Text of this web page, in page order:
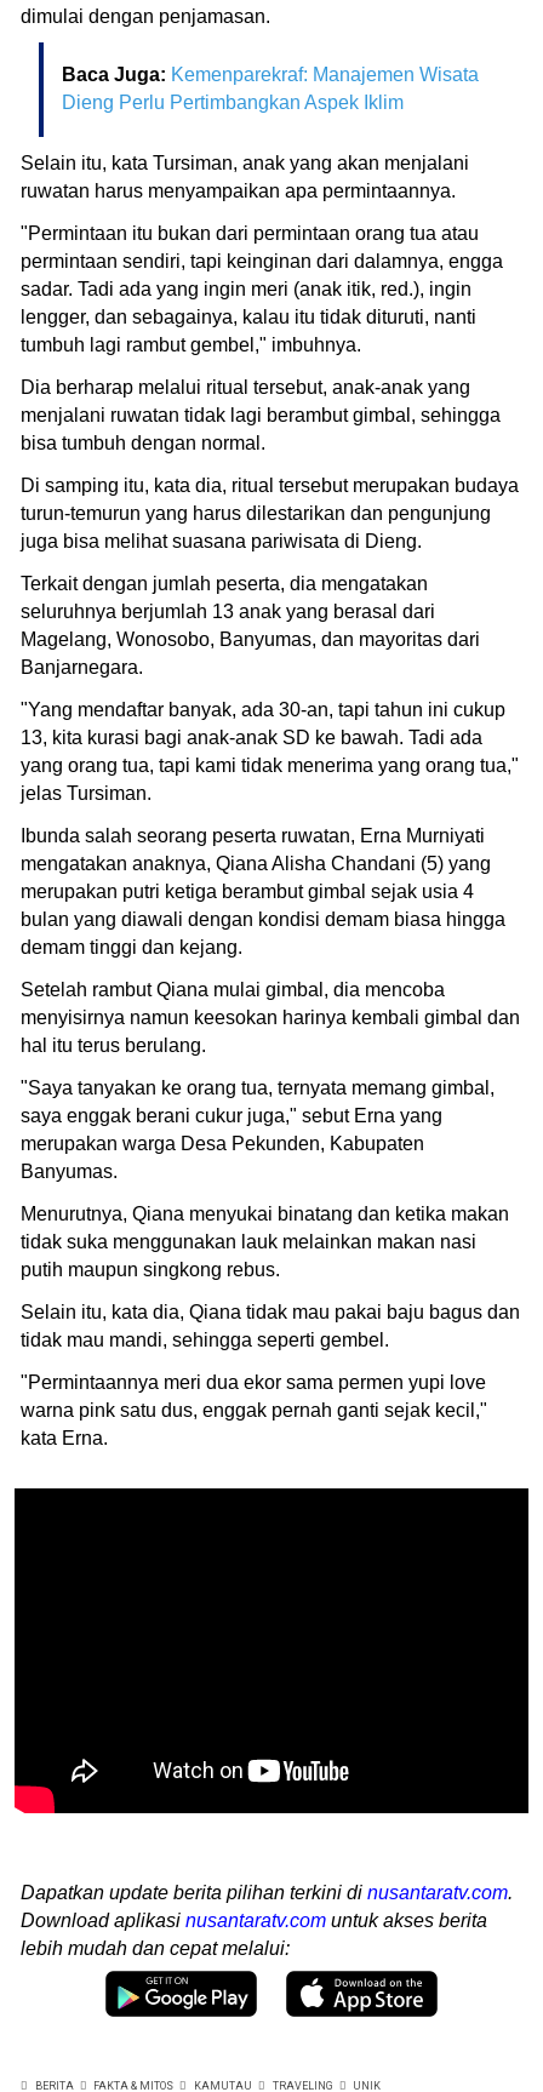
dimulai dengan penjamasan.
Baca Juga: Kemenparekraf: Manajemen Wisata
Dieng Perlu Pertimbangkan Aspek Iklim
Selain itu, kata Tursiman, anak yang akan menjalani
ruwatan harus menyampaikan apa permintaannya.
"Permintaan itu bukan dari permintaan orang tua atau
permintaan sendiri, tapi keinginan dari dalamnya, engga
sadar. Tadi ada yang ingin meri (anak itik, red.), ingin
lengger, dan sebagainya, kalau itu tidak dituruti, nanti
tumbuh lagi rambut gembel," imbuhnya.
Dia berharap melalui ritual tersebut, anak-anak yang
menjalani ruwatan tidak lagi berambut gimbal, sehingga
bisa tumbuh dengan normal.
Di samping itu, kata dia, ritual tersebut merupakan budaya
turun-temurun yang harus dilestarikan dan pengunjung
juga bisa melihat suasana pariwisata di Dieng.
Terkait dengan jumlah peserta, dia mengatakan
seluruhnya berjumlah 13 anak yang berasal dari
Magelang, Wonosobo, Banyumas, dan mayoritas dari
Banjarnegara.
"Yang mendaftar banyak, ada 30-an, tapi tahun ini cukup
13, kita kurasi bagi anak-anak SD ke bawah. Tadi ada
yang orang tua, tapi kami tidak menerima yang orang tua,"
jelas Tursiman.
Ibunda salah seorang peserta ruwatan, Erna Murniyati
mengatakan anaknya, Qiana Alisha Chandani (5) yang
merupakan putri ketiga berambut gimbal sejak usia 4
bulan yang diawali dengan kondisi demam biasa hingga
demam tinggi dan kejang.
Setelah rambut Qiana mulai gimbal, dia mencoba
menyisirnya namun keesokan harinya kembali gimbal dan
hal itu terus berulang.
"Saya tanyakan ke orang tua, ternyata memang gimbal,
saya enggak berani cukur juga," sebut Erna yang
merupakan warga Desa Pekunden, Kabupaten
Banyumas.
Menurutnya, Qiana menyukai binatang dan ketika makan
tidak suka menggunakan lauk melainkan makan nasi
putih maupun singkong rebus.
Selain itu, kata dia, Qiana tidak mau pakai baju bagus dan
tidak mau mandi, sehingga seperti gembel.
"Permintaannya meri dua ekor sama permen yupi love
warna pink satu dus, enggak pernah ganti sejak kecil,"
kata Erna.
Dapatkan update berita pilihan terkini di nusantaratv.com.
Download aplikasi nusantaratv.com untuk akses berita
lebih mudah dan cepat melalui:
BERITA FAKTA & MITOS KAMUTAU TRAVELING UNIK